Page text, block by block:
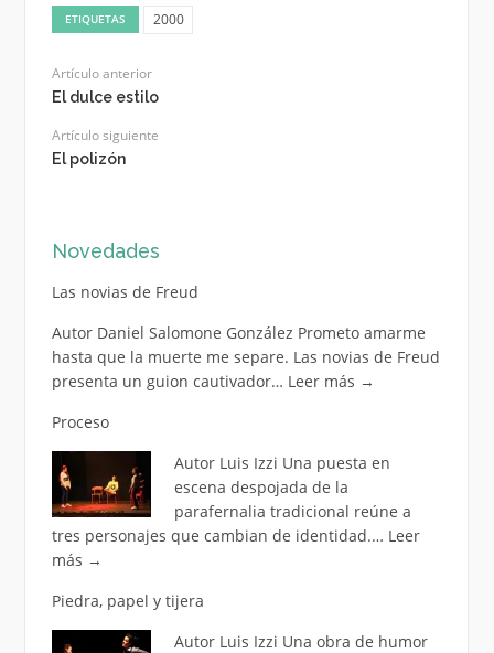
ETIQUETAS 2000
Artículo anterior
El dulce estilo
Artículo siguiente
El polizón
Novedades
Las novias de Freud
Autor Daniel Salomone González Prometo amarme
hasta que la muerte me separe. Las novias de Freud
presenta un guion cautivador… Leer más →
Proceso
Autor Luis Izzi Una puesta en
escena despojada de la
parafernalia tradicional reúne a
tres personajes que cambian de identidad.… Leer
más →
Piedra, papel y tijera
Autor Luis Izzi Una obra de humor